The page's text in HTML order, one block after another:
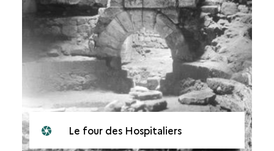
Le four des Hospitaliers